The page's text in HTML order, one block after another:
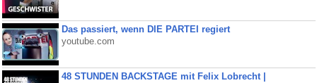
Das passiert, wenn DIE PARTEI regiert
youtube.com
48 STUNDEN BACKSTAGE mit Felix Lobrecht |